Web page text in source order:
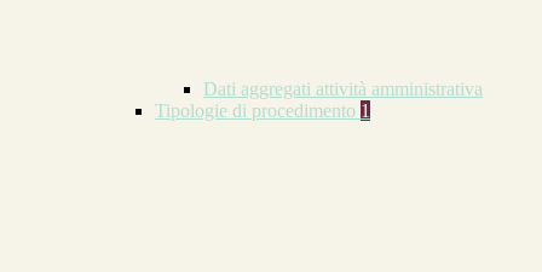
Dati aggregati attività amministrativa
Tipologie di procedimento 1